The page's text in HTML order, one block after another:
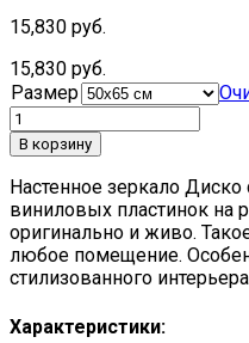
15,830 руб.
15,830 руб.
Размер
В корзину
Настенное зеркало
виниловых пластинок на
оригинально и живо.
любое помещение.
стилизованного
Характеристики: